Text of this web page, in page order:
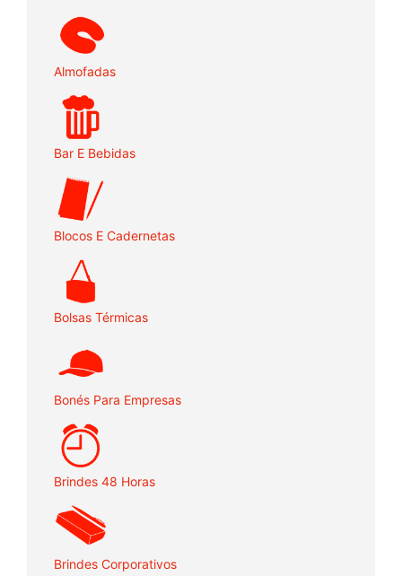
Almofadas
Bar E Bebidas
Blocos E Cadernetas
Bolsas Térmicas
Bonés Para Empresas
Brindes 48 Horas
Brindes Corporativos